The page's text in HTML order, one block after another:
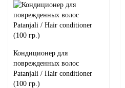
Кондиционер для
поврежденных волос
Patanjali / Hair conditioner
(100 гр.)